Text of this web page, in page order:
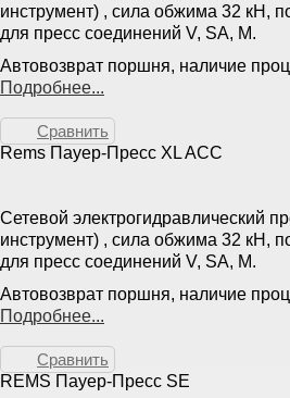
инструмент) , сила обжима 32 кН,
для пресс соединений V, SA, M.
Автовозврат поршня, наличие
Подробнее...
Сравнить
Rems Пауер-Пресс XL ACC
Сетевой электрогидравлический
инструмент) , сила обжима 32 кН,
для пресс соединений V, SA, M.
Автовозврат поршня, наличие
Подробнее...
Сравнить
REMS Пауер-Пресс SE